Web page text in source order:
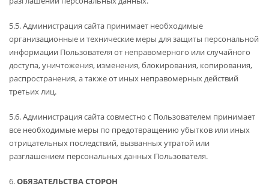
5.5. Администрация сайта принимает необходимые
организационные и технические меры для защиты персональной
информации Пользователя от неправомерного или случайного
доступа, уничтожения, изменения, блокирования, копирования,
распространения, а также от иных неправомерных действий
третьих лиц.
5.6. Администрация сайта совместно с Пользователем принимает
все необходимые меры по предотвращению убытков или иных
отрицательных последствий, вызванных утратой или
разглашением персональных данных Пользователя.
6.ОБЯЗАТЕЛЬСТВА СТОРОН